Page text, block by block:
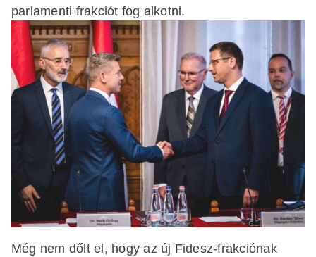
parlamenti frakciót fog alkotni.
Még nem dőlt el, hogy az új Fidesz-frakciónak